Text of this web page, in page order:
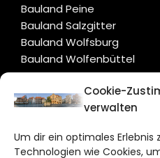
Cookie-
verwalten
Um dir ein optimales Erlebnis
Technologien wie Cookies,
Bauland Peine
Bauland Salzgitter
Bauland Wolfsburg
Bauland Wolfenbüttel
CITYLIFE!